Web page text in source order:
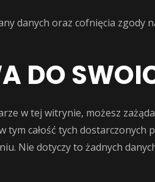
danych oraz cofnięcia zgody
DO
w tej witrynie, możesz
całość tych
Nie dotyczy to żadnych